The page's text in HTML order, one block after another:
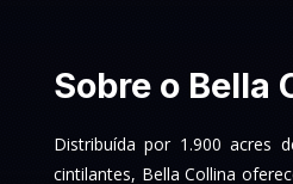
Sobre o Bella
Distribuída por 1.900 acres
cintilantes, Bella Collina